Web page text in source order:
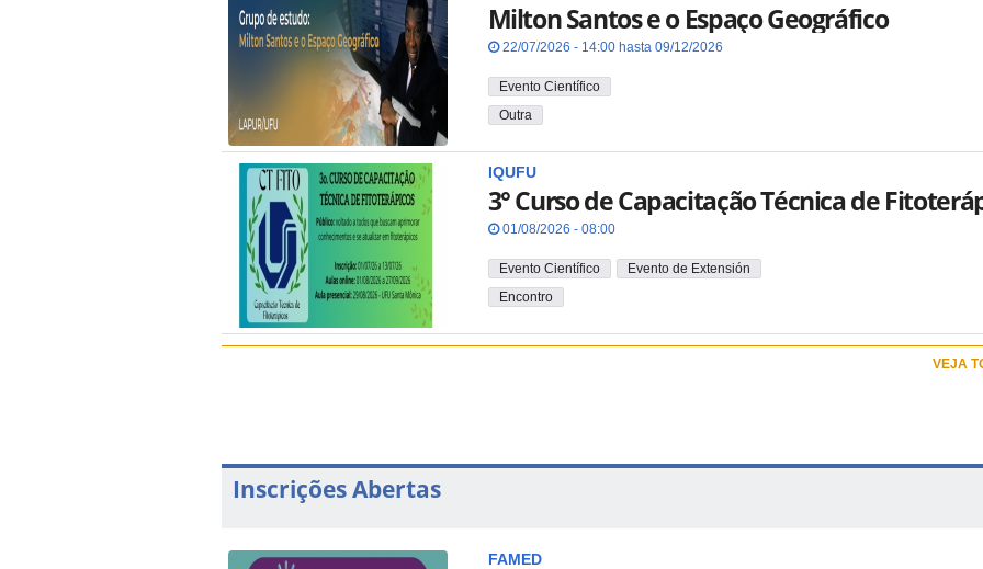
Milton Santos e o Espaço Geográfico
22/07/2026 - 14:00 hasta 09/12/2026
Evento Científico
Outra
IQUFU
3° Curso de Capacitação Técnica de
01/08/2026 - 08:00
Evento Científico
Evento de Extensión
Encontro
VEJA
Inscrições Abertas
FAMED